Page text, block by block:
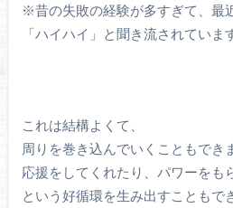
※昔の失敗の経験が多すぎて、最
「ハイハイ」と聞き流されていま
これは結構よくて、
周りを巻き込んでいくこともでき
応援をしてくれたり、パワーをも
という好循環を生み出すこともで